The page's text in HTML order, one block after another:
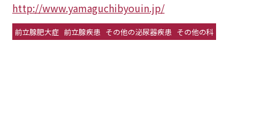
http://www.yamaguchibyouin.jp/
前立腺肥大症 前立腺疾患 その他の泌尿器疾患 その他の科